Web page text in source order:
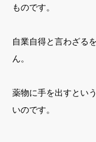
ものです。
自業自得と言わざる
ん。
薬物に手を出すとい
いのです。